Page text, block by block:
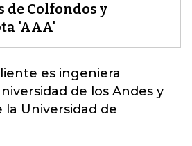
Colfondos y
'AAA'
es ingeniera
de los Andes y
Universidad de